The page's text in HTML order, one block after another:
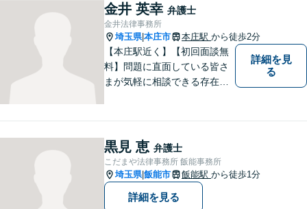
金井 英幸 弁護士
金井法律事務所
埼玉県|本庄市 本庄駅 から徒歩2分
【本庄駅近く】【初回面談無
料】問題に直面している皆さ
まが気軽に相談できる存在に
／休日対応可能】公平・公正
な立場から、事件の見通しを
正確に伝えます。お気軽にご
相談ください。
詳細を見
る
黒見 恵 弁護士
こだまや法律事務所 飯能事務所
埼玉県|飯能市 飯能駅 から徒歩1分
詳細を見る